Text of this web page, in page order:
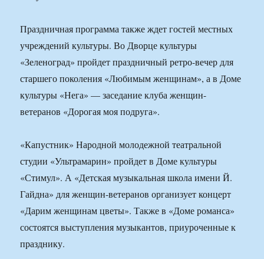
Праздничная программа также ждет гостей местных
учреждений культуры. Во Дворце культуры
«Зеленоград» пройдет праздничный ретро-вечер для
старшего поколения «Любимым женщинам», а в Доме
культуры «Нега» — заседание клуба женщин-
ветеранов «Дорогая моя подруга».
«Капустник» Народной молодежной театральной
студии «Ультрамарин» пройдет в Доме культуры
«Стимул». А «Детская музыкальная школа имени Й.
Гайдна» для женщин-ветеранов организует концерт
«Дарим женщинам цветы». Также в «Доме романса»
состоятся выступления музыкантов, приуроченные к
празднику.